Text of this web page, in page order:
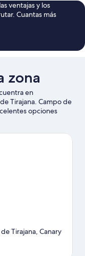
ventajas y los
Cuantas más
zona
en
Tirajana. Campo de
opciones
pero si prefieres
Lago Taurito y
Tirajana, Canary